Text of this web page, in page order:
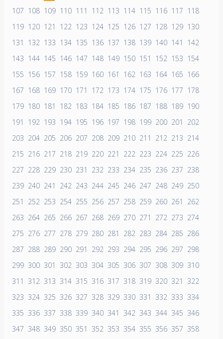
107 108 109 110 111 112 113 114 115 116 117 118
119 120 121 122 123 124 125 126 127 128 129 130
131
132 133 134 135 136 137 138 139 140 141
142
143 144 145 146 147 148 149 150 151 152 153 154
155 156 157 158 159 160 161 162 163 164 165 166
167 168 169 170 171 172 173 174 175 176 177 178
179 180 181 182 183 184 185 186 187 188 189 190
191
192 193 194 195 196 197 198 199 200 201
202
203 204 205 206 207 208 209 210 211 212 213 214
215 216 217 218 219 220 221 222 223 224 225 226
227 228 229 230 231 232 233 234 235 236 237 238
239 240 241 242 243 244 245 246 247 248 249 250
251
252 253 254 255 256 257 258 259 260 261
262
263 264 265 266 267 268 269 270 271 272 273 274
275 276 277 278 279 280 281 282 283 284 285 286
287 288 289 290 291 292 293 294 295 296 297 298
299 300 301 302 303 304 305 306 307 308 309 310
311
312 313 314 315 316 317 318 319 320 321
322
323 324 325 326 327 328 329 330 331 332 333 334
335 336 337 338 339 340 341 342 343 344 345 346
347 348 349 350 351 352 353 354 355 356 357 358